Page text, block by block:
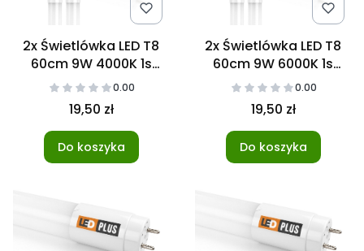
2x Świetlówka LED T8
60cm 9W 4000K 1s
NANO 0.00
19,50 zł
Do koszyka
2x Świetlówka LED T8
60cm 9W 6000K 1s
NANO 0.00
19,50 zł
Do koszyka